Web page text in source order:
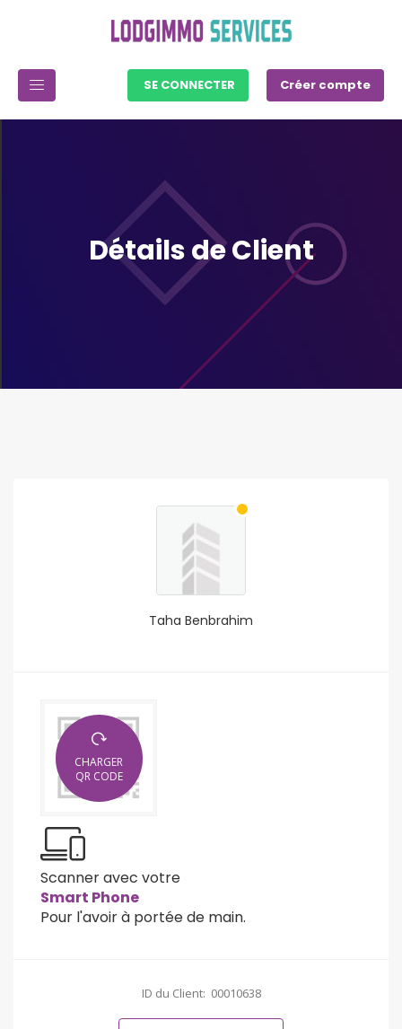
SE CONNECTER Créer compte
Détails de Client
Taha Benbrahim
CHARGER
QR CODE
Scanner avec votre
Smart Phone
Pour l'avoir à portée de main.
ID du Client: 00010638